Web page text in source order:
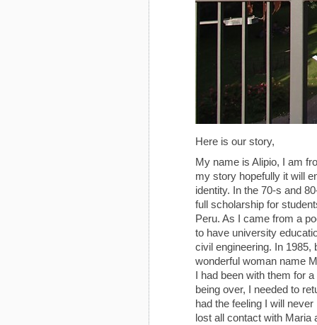
Here is our story,
My name is Alipio, I am
my story hopefully it will
identity. In the 70-s and
full scholarship for
Peru. As I came from a
to have university
civil engineering. In 1985,
wonderful woman name
I had been with them for
being over, I needed to
had the feeling I will
lost all contact with